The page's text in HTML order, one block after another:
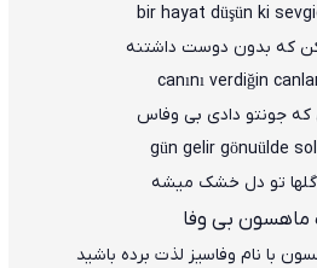
bir hayat düşün ki
کن که بدون دوست داشتنه
canını verdiğin
که جونتو دادی بی وفاس
gün gelir gönuülde
گلها تو دل خشک میشه
بی وفا
با نام وفاسیز لذت برده باشید